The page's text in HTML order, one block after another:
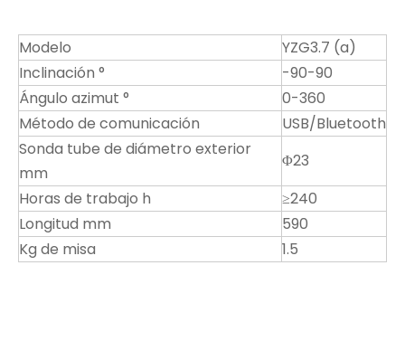
Modelo
YZG3.7 (a)
Inclinación °
-90-90
Ángulo azimut °
0-360
Método de comunicación
USB/Bluetooth
Sonda tube de diámetro exterior
mm
Φ23
Horas de trabajo h
≥240
Longitud mm
590
Kg de misa
1.5